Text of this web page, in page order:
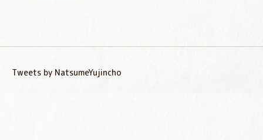
Tweets by NatsumeYujincho